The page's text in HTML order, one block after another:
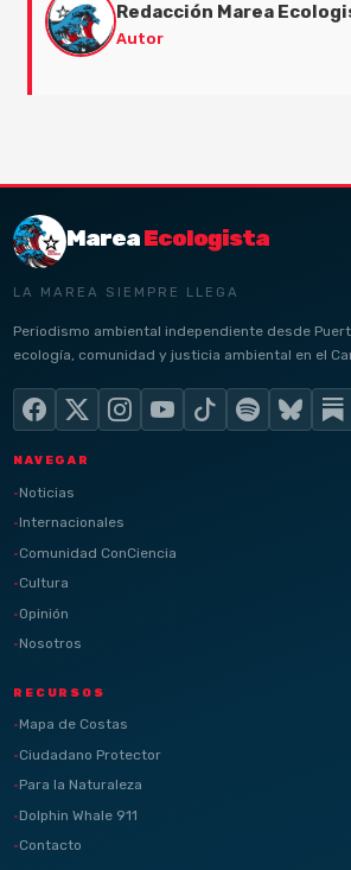
Redacción Marea
Autor
MareaEcologista
LA MAREA SIEMPRE LLEGA
Periodismo ambiental independiente desde
ecología, comunidad y justicia ambiental en el
NAVEGAR
Noticias
Internacionales
Comunidad ConCiencia
Cultura
Opinión
Nosotros
RECURSOS
Mapa de Costas
Ciudadano Protector
Para la Naturaleza
Dolphin Whale 911
Contacto